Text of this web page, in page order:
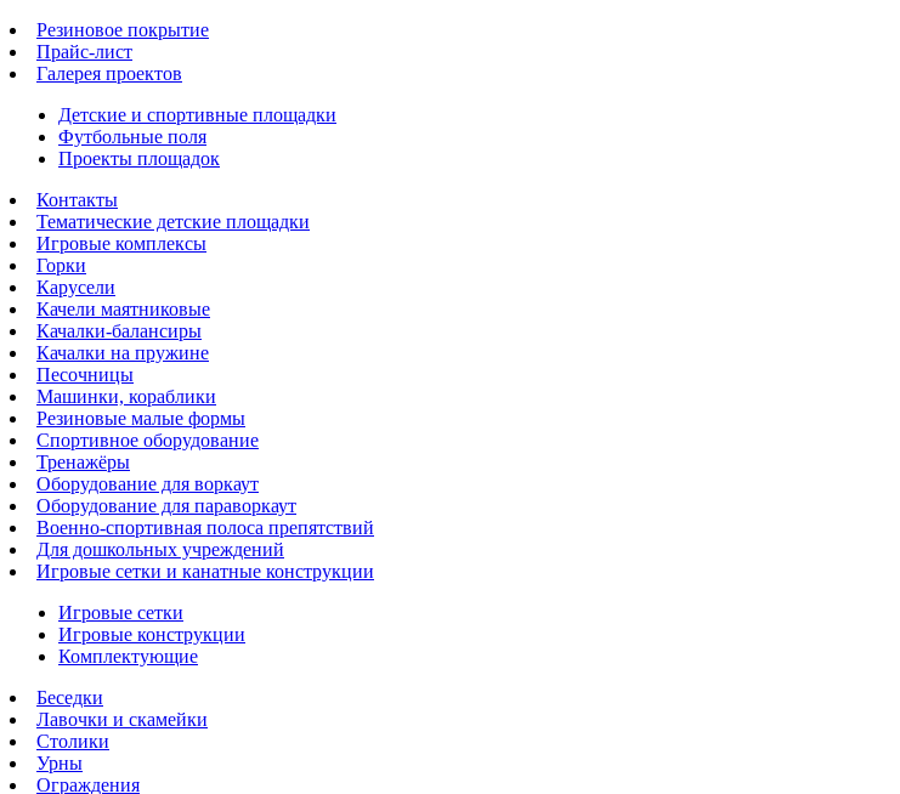
Резиновое покрытие
Прайс-лист
Галерея проектов
Детские и спортивные площадки
Футбольные поля
Проекты площадок
Контакты
Тематические детские площадки
Игровые комплексы
Горки
Карусели
Качели маятниковые
Качалки-балансиры
Качалки на пружине
Песочницы
Машинки, кораблики
Резиновые малые формы
Спортивное оборудование
Тренажёры
Оборудование для воркаут
Оборудование для параворкаут
Военно-спортивная полоса препятствий
Для дошкольных учреждений
Игровые сетки и канатные конструкции
Игровые сетки
Игровые конструкции
Комплектующие
Беседки
Лавочки и скамейки
Столики
Урны
Ограждения